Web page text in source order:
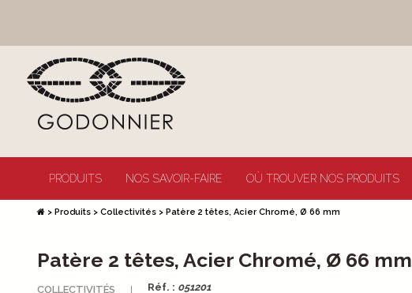
PRODUITS NOS SAVOIR-FAIRE OÙ TROUVER NOS PRODUITS
> Produits > Collectivités > Patère 2 têtes, Acier Chromé, Ø 66 mm
Patère 2 têtes, Acier Chromé, Ø 66 mm
COLLECTIVITÉS Réf. : 051201